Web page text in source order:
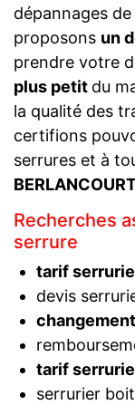
dépannages
proposons un
prendre votre
plus petit du
la qualité des
certifions
serrures et à
Recherches
serrure
tarif
devis
changement
tarif
serrurier